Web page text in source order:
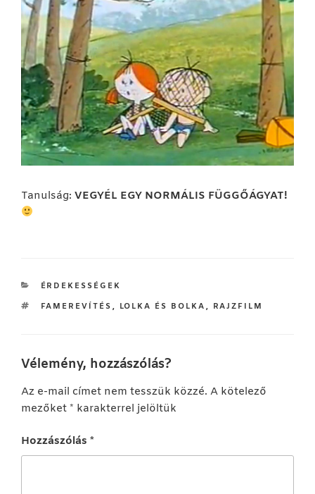
Tanulság: VEGYÉL EGY NORMÁLIS FÜGGŐÁGYAT!
KATEGÓRIÁK
ÉRDEKESSÉGEK
CÍMKÉK
FAMEREVÍTÉS , LOLKA ÉS BOLKA , RAJZFILM
Vélemény, hozzászólás?
Az e-mail címet nem tesszük közzé. A kötelező
mezőket * karakterrel jelöltük
Hozzászólás *